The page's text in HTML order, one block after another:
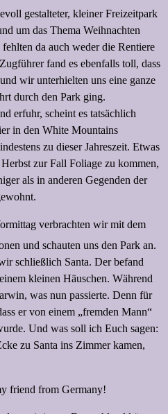
gestalteter, kleiner Freizeitpark
um das Thema Weihnachten
da auch weder die Rentiere
fand es ebenfalls toll, dass
wir unterhielten uns eine ganze
durch den Park ging.
erfuhr, scheint es tatsächlich
in den White Mountains
zu dieser Jahreszeit. Etwas
zur Fall Foliage zu kommen,
als in anderen Gegenden der
verbrachten wir mit dem
und schauten uns den Park an.
schließlich Santa. Der befand
kleinen Häuschen. Während
was nun passierte. Denn für
er von einem „fremden Mann“
Und was soll ich Euch sagen:
zu Santa ins Zimmer kamen,
friend from Germany!